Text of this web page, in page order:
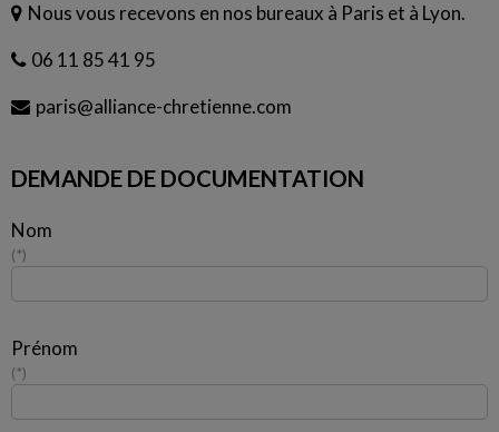
Nous vous recevons en nos bureaux à Paris et à Lyon.
06 11 85 41 95
paris@alliance-chretienne.com
DEMANDE DE DOCUMENTATION
Nom
*
Prénom
*